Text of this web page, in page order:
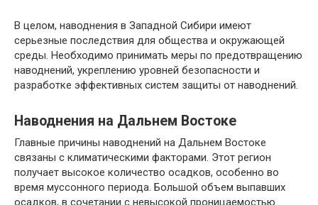
В целом, наводнения в Западной Сибири имеют
серьезные последствия для общества и окружающей
среды. Необходимо принимать меры по предотвращению
наводнений, укреплению уровней безопасности и
разработке эффективных систем защиты от наводнений.
Наводнения на Дальнем Востоке
Главные причины наводнений на Дальнем Востоке
связаны с климатическими факторами. Этот регион
получает высокое количество осадков, особенно во
время муссонного периода. Большой объем выпавших
осадков, в сочетании с невысокой проницаемостью